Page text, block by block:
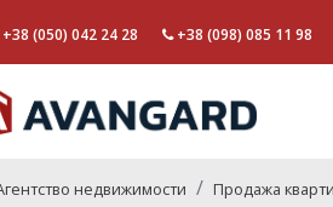
+38 (050) 042 24 28 +38 (098) 085 11 98
недвижимости Продажа